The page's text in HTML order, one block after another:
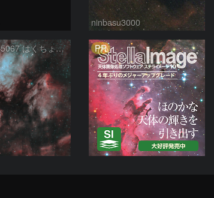
ninbasu3000
NGC700 IC5067 はくちょう座 PR